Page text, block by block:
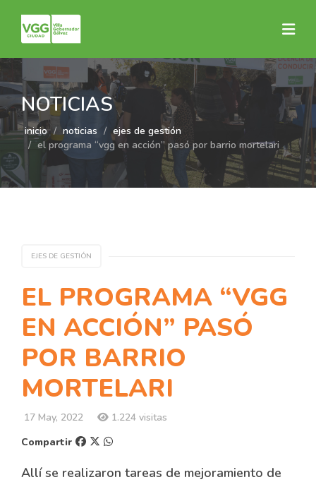
NOTICIAS
inicio noticias
ejes de gestión
el programa “vgg en acción” pasó por barrio mortelari
EJES DE GESTIÓN
EL PROGRAMA “VGG
EN ACCIÓN” PASÓ
POR BARRIO
MORTELARI
17 May, 2022
1.224 visitas
Compartir
Allí se realizaron tareas de mejoramiento de